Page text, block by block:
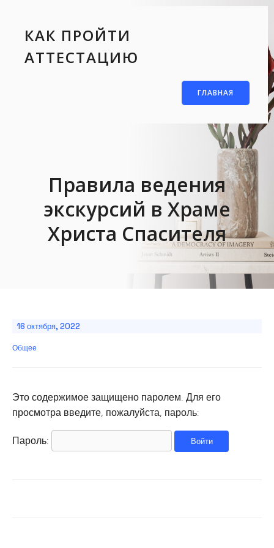
КАК ПРОЙТИ
АТТЕСТАЦИЮ
ГЛАВНАЯ
Правила ведения
экскурсий в Храме
Христа Спасителя
16 октября, 2022
Общее
Это содержимое защищено паролем. Для его
просмотра введите, пожалуйста, пароль:
Пароль: